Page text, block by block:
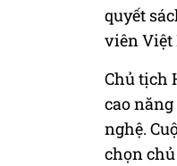
quyết
viên Việt
Chủ tịch
cao
nghệ.
chọn